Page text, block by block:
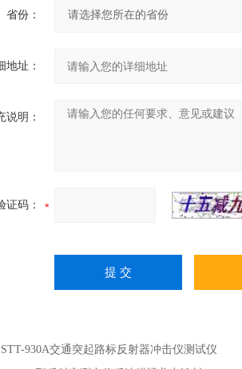
省份：
地址：
说明：
证码：
STT-930A交通突起路标反射器冲击仪测试仪